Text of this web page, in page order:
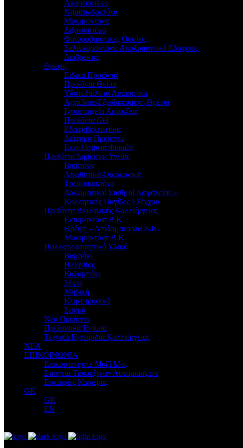
Ακαρεοκτόνα
Νηματωδοκτόνα
Μυκητοκτόνα
Ζιζανιοκτόνα
Φυτορυθμιστικές Ουσίες
Σαλιγκαροκτόνα-Απολυμαντικά Εδάφους-
Διαβρέκτες
Θρέψη
Ειδικά Προϊόντα
Προϊόντα Θείου
Υδατοδιαλυτά Λιπάσματα
Agrichem/Εξειδικευμένη Θρέψη
Ιχνοστοιχεία Αμινοξέα
Προϊόντα Gel
Εδαφοβελτιωτικά
Διάφορα Προϊόντα
Εκχυλίσματα Φυκιών
Προϊόντα Δημόσιας Υγείας
Βιοκτόνα
Απωθητικά-Οικολογικά
Τρωκτικοκτόνα
Δολωματικοί Σταθμοί Ασφαλείας –
Κολλητικές Παγίδες Ελέγχου
Προϊόντα Βιολογικής Καλλιέργειας
Εντομοκτόνα Β.Κ.
Θρέψη – Λιπάσματα για Β.Κ.
Μυκητοκτόνα Β.Κ.
Πολλαπλασιαστικό Υλικό
Βαμβάκι
Ηλίανθος
Καλαμπόκι
Σόγια
Μηδική
Κτηνοτροφικά
Σιτηρά
Νέα Προϊόντα
Προϊοντικά Έντυπα
Τεχνικά Εγχειρίδια Καλλιέργειας
ΝΕΑ
ΕΠΙΚΟΙΝΩΝΙΑ
Επικοινωνήστε Μαζί Μας
Στοιχεία Τραπεζικών Λογαριασμών
Ευκαιρίες Καριέρας
GR
GR
EN